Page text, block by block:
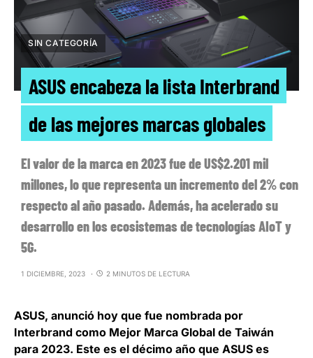
SIN CATEGORÍA
ASUS encabeza la lista Interbrand
de las mejores marcas globales
El valor de la marca en 2023 fue de US$2.201 mil
millones, lo que representa un incremento del 2% con
respecto al año pasado. Además, ha acelerado su
desarrollo en los ecosistemas de tecnologías AIoT y
5G.
1 DICIEMBRE, 2023 2 MINUTOS DE LECTURA
ASUS, anunció hoy que fue nombrada por
Interbrand como Mejor Marca Global de Taiwán
para 2023. Este es el décimo año que ASUS es